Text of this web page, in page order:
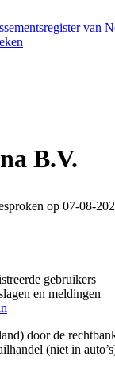
van
B.V.
op 07-08-
gebruikers
en meldingen
door de
(niet in